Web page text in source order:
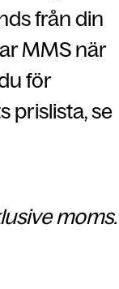
från din
MMS när
för
prislista, se
moms.